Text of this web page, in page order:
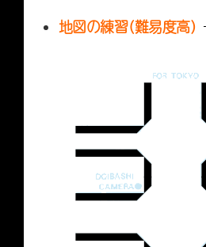
地図の練習（難易度高）